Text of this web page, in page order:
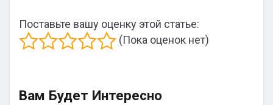
Поставьте вашу оценку этой статье:
(Пока оценок нет)
Вам Будет Интересно